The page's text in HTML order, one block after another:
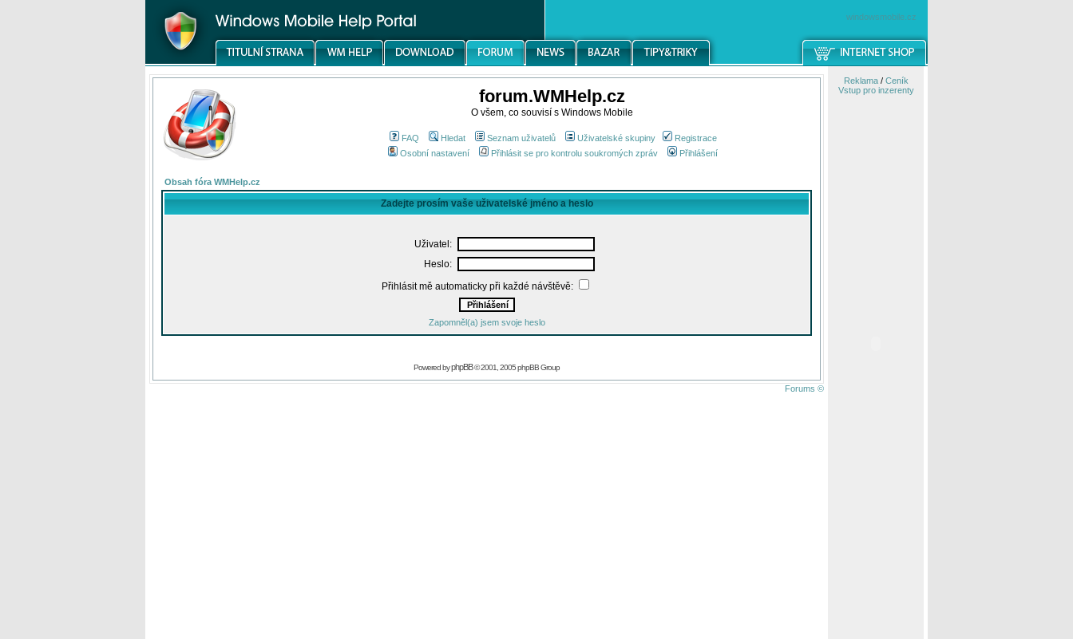
windowsmobile.cz
forum.WMHelp.cz
O všem, co souvisí s Windows Mobile
FAQ Hledat Seznam uživatelů Uživatelské skupiny
Registrace
Osobní nastavení
Přihlásit se pro kontrolu soukromých zpráv Přihlášení
Obsah fóra WMHelp.cz
Zadejte prosím vaše uživatelské jméno a heslo
Uživatel:
Heslo:
Přihlásit mě automaticky při každé návštěvě:
Zapomněl(a) jsem svoje heslo
Powered byphpBB© 2001, 2005 phpBB Group
Forums ©
Reklama/ Ceník
Vstup pro inzerenty